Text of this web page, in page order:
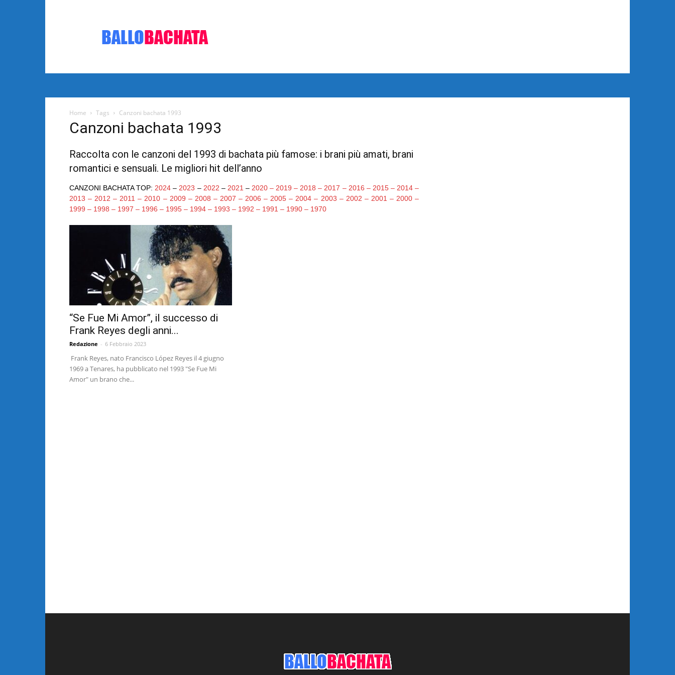
video
Home Tags Canzoni bachata 1993
Canzoni bachata 1993
Raccolta con le canzoni del 1993 di bachata più famose: i brani più amati, brani
romantici e sensuali. Le migliori hit dell’anno
CANZONI BACHATA TOP: 2024 – 2023 – 2022 – 2021 – 2020– 2019 – 2018 – 2017 – 2016 – 2015– 2014–
2013 – 2012 – 2011 – 2010 – 2009 – 2008 – 2007 – 2006 – 2005 – 2004 – 2003 – 2002 – 2001 – 2000 –
1999 – 1998 – 1997 – 1996 – 1995 – 1994 – 1993 – 1992 – 1991 – 1990 – 1970
“Se Fue Mi Amor”, il successo di
Frank Reyes degli anni...
Redazione - 6 Febbraio 2023
Frank Reyes, nato Francisco López Reyes il 4 giugno
1969 a Tenares, ha pubblicato nel 1993 "Se Fue Mi
Amor" un brano che...